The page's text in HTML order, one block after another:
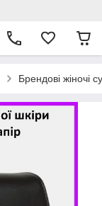
Брендові жіночі